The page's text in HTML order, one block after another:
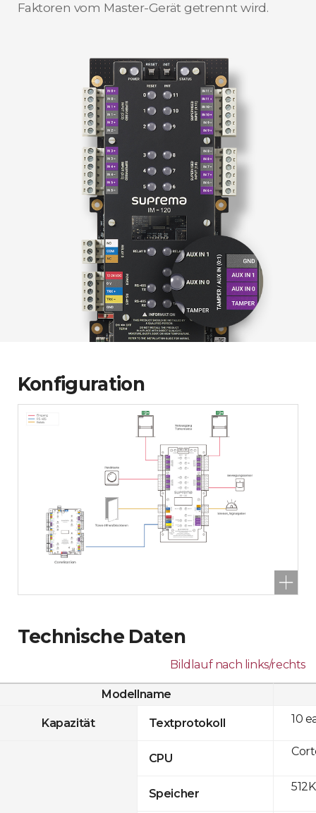
Faktoren vom Master-Gerät getrennt wird.
Konfiguration
Technische Daten
Bildlauf nach links/rechts
Modellname
Kapazität Textprotokoll
CPU
Speicher
10